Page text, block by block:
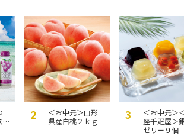
＜お中元＞山形
県産白桃２ｋｇ
＜お中元＞
座千疋屋＞
ゼリー９個